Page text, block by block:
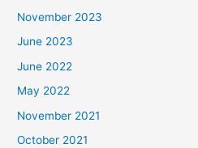
November 2023
June 2023
June 2022
May 2022
November 2021
October 2021